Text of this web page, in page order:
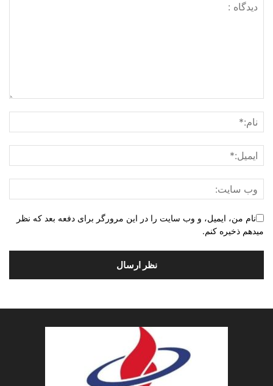
نام من، ایمیل، و وب سایت را در این مرورگر برای دفعه بعد که نظر
میدهم ذخیره کنم.